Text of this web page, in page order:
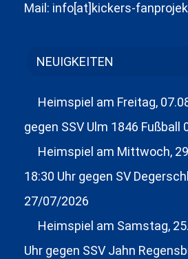
Mail: info[at]kickers-
NEUIGKEITEN
Heimspiel am Freitag,
gegen SSV Ulm 1846 Fußball
Heimspiel am Mittwoch,
18:30 Uhr gegen SV
27/07/2026
Heimspiel am Samstag,
Uhr gegen SSV Jahn